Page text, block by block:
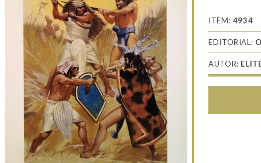
ITEM: 4934
EDITORIAL:
AUTOR: